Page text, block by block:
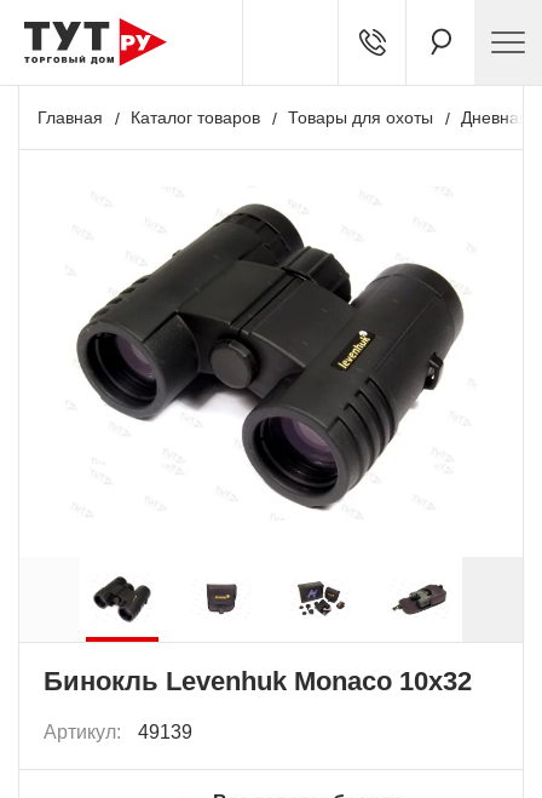
Главная Каталог товаров Товары для охоты Дневная
Бинокль Levenhuk Monaco 10x32
Артикул: 49139